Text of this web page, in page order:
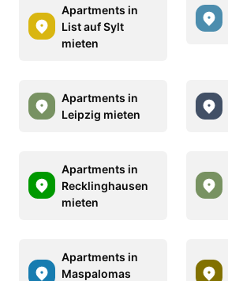
Apartments in
List auf Sylt
mieten
Apartments in
Leipzig mieten
Apartments in
Recklinghausen
mieten
Apartments in
Maspalomas